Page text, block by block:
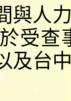
與人
於受
及台